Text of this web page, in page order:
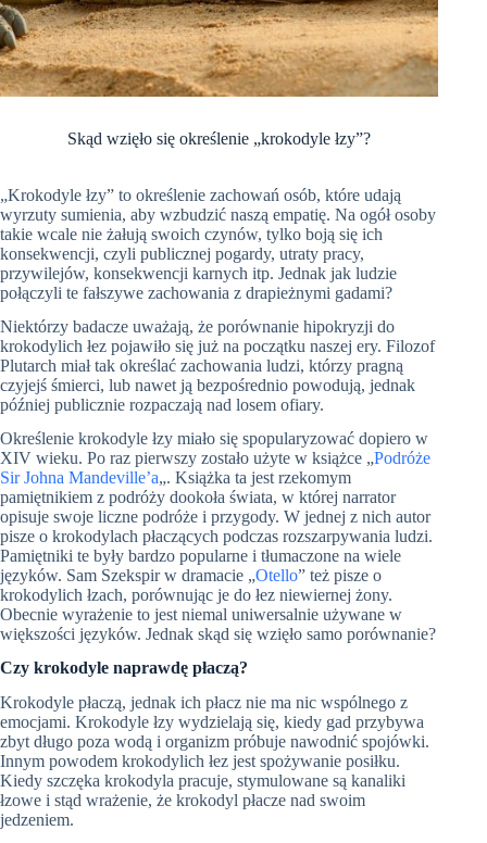
Skąd wzięło się określenie „krokodyle łzy”?
„Krokodyle łzy” to określenie zachowań osób, które udają
wyrzuty sumienia, aby wzbudzić naszą empatię. Na ogół osoby
takie wcale nie żałują swoich czynów, tylko boją się ich
konsekwencji, czyli publicznej pogardy, utraty pracy,
przywilejów, konsekwencji karnych itp. Jednak jak ludzie
połączyli te fałszywe zachowania z drapieżnymi gadami?
Niektórzy badacze uważają, że porównanie hipokryzji do
krokodylich łez pojawiło się już na początku naszej ery. Filozof
Plutarch miał tak określać zachowania ludzi, którzy pragną
czyjejś śmierci, lub nawet ją bezpośrednio powodują, jednak
później publicznie rozpaczają nad losem ofiary.
Określenie krokodyle łzy miało się spopularyzować dopiero w
XIV wieku. Po raz pierwszy zostało użyte w książce „Podróże
Sir Johna Mandeville’a„. Książka ta jest rzekomym
pamiętnikiem z podróży dookoła świata, w której narrator
opisuje swoje liczne podróże i przygody. W jednej z nich autor
pisze o krokodylach płaczących podczas rozszarpywania ludzi.
Pamiętniki te były bardzo popularne i tłumaczone na wiele
języków. Sam Szekspir w dramacie „Otello” też pisze o
krokodylich łzach, porównując je do łez niewiernej żony.
Obecnie wyrażenie to jest niemal uniwersalnie używane w
większości języków. Jednak skąd się wzięło samo porównanie?
Czy krokodyle naprawdę płaczą?
Krokodyle płaczą, jednak ich płacz nie ma nic wspólnego z
emocjami. Krokodyle łzy wydzielają się, kiedy gad przybywa
zbyt długo poza wodą i organizm próbuje nawodnić spojówki.
Innym powodem krokodylich łez jest spożywanie posiłku.
Kiedy szczęka krokodyla pracuje, stymulowane są kanaliki
łzowe i stąd wrażenie, że krokodyl płacze nad swoim
jedzeniem.